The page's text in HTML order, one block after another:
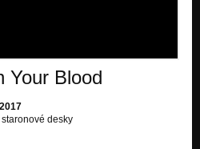
Your Blood
desky